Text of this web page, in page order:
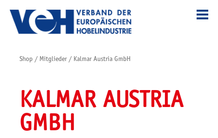
Shop / Mitglieder/ Kalmar Austria GmbH
KALMAR AUSTRIA
GMBH